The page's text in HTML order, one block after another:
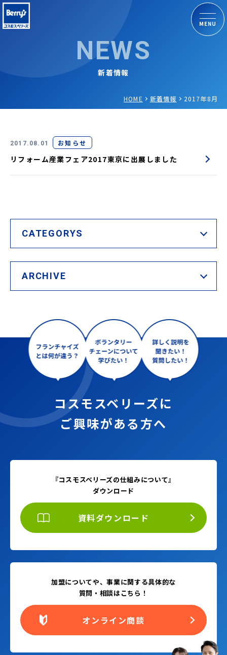
MENU
NEWS
新着情報
HOME 新着情報 2017年8月
2017.08.01 お知らせ
リフォーム産業フェア2017東京に出展しました
CATEGORYS
ARCHIVE
コスモスベリーズに
ご興味がある方へ
『コスモスベリーズの仕組みについて』
ダウンロード
資料ダウンロード
加盟についてや、事業に関する具体的な
質問・相談はこちら！
オンライン商談